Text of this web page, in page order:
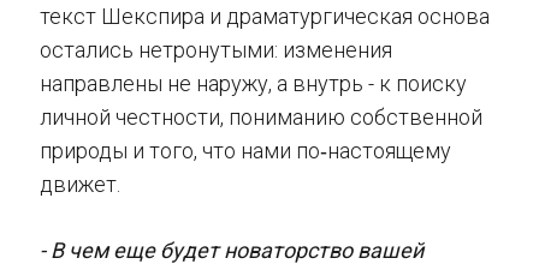
текст Шекспира и драматургическая основа
остались нетронутыми: изменения
направлены не наружу, а внутрь - к поиску
личной честности, пониманию собственной
природы и того, что нами по‑настоящему
движет.
- В чем еще будет новаторство вашей